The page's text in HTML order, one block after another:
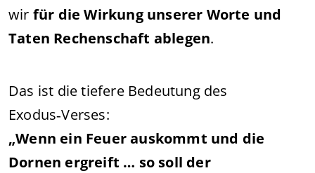
wir für die Wirkung unserer Worte und
Taten Rechenschaft ablegen.
Das ist die tiefere Bedeutung des
Exodus‑Verses:
„Wenn ein Feuer auskommt und die
Dornen ergreift … so soll der